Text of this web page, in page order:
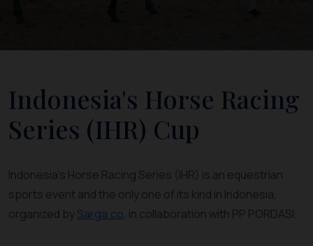
Indonesia's Horse Racing
Series (IHR) Cup
Indonesia's Horse Racing Series (IHR) is an equestrian
sports event and the only one of its kind in Indonesia,
organized bySarga.co, in collaboration with PP PORDASI.